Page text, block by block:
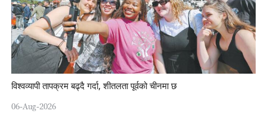
विश्वव्यापी तापक्रम बढ्दै गर्दा, शीतलता पूर्वको चीनमा छ
06-Aug-2026